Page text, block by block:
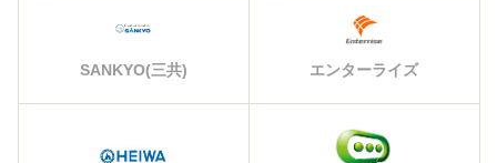
SANKYO(三共) エンターライズ